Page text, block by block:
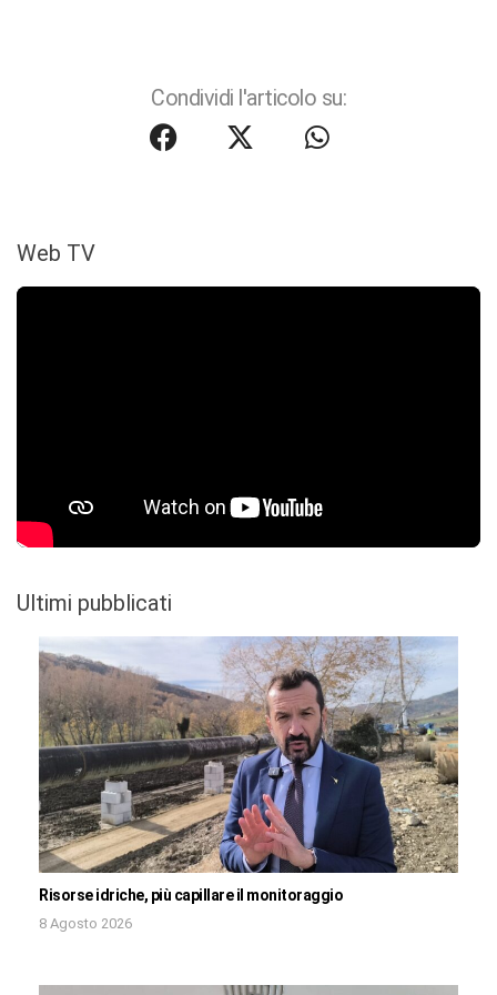
Condividi l'articolo su:
Web TV
Ultimi pubblicati
Risorse idriche, più capillare il monitoraggio
8 Agosto 2026